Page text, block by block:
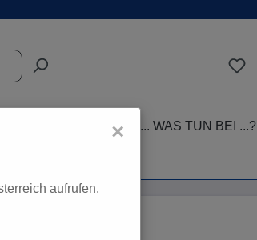
×
aufrufen.
PFLEGE-TIPPS ... WAS TUN BEI ...?